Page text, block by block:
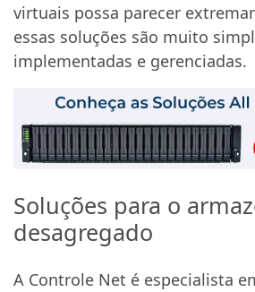
virtuais possa parecer
essas soluções são muito
implementadas e gerenciadas.
Soluções para o
desagregado
A Controle Net é especialista